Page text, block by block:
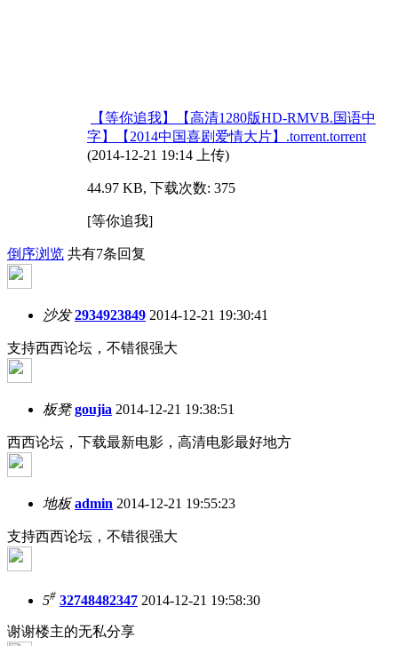
【等你追我】【高清1280版HD-RMVB.国语中
字】【2014中国喜剧爱情大片】.torrent.torrent
(2014-12-21 19:14 上传)
44.97 KB, 下载次数: 375
[等你追我]
倒序浏览 共有7条回复
沙发 2934923849 2014-12-21 19:30:41
支持西西论坛，不错很强大
板凳 goujia 2014-12-21 19:38:51
西西论坛，下载最新电影，高清电影最好地方
地板 admin 2014-12-21 19:55:23
支持西西论坛，不错很强大
5# 32748482347 2014-12-21 19:58:30
谢谢楼主的无私分享